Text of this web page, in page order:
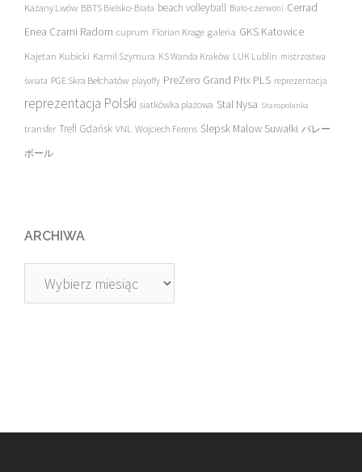
Każany Lwów BBTS Bielsko-Biała beach volleyball Biało-czerwoni Cerrad
Enea Czarni Radom cuprum Florian Krage galeria GKS Katowice
Kajetan Kubicki Kamil Szymura KS Wanda Kraków LUK Lublin mistrzostwa
świata PGE Skra Bełchatów playoffy PreZero Grand Prix PLS reprezentacja
reprezentacja Polski siatkówka plażowa Stal Nysa Staropolanka
transfer Trefl Gdańsk VNL Wojciech Ferens Ślepsk Malow Suwałki バレー
ボール
ARCHIWA
Archiwa